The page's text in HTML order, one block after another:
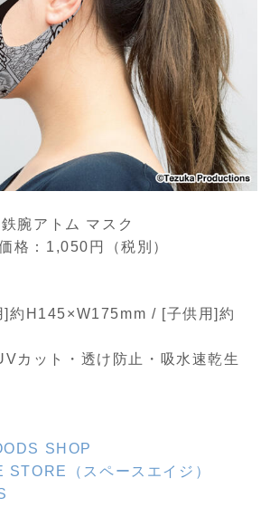
鉄腕アトム マスク
格：1,050円（税別）
]約H145×W175mm / [子供用]約
カット・透け防止・吸水速乾生
SHOP
（スペースエイジ）